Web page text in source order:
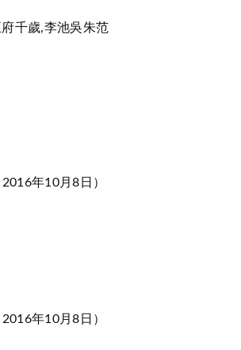
府千歲,李池吳朱范
年10月8日）
年10月8日）